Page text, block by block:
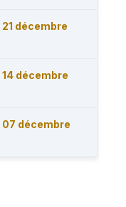
21 décembre
14 décembre
07 décembre